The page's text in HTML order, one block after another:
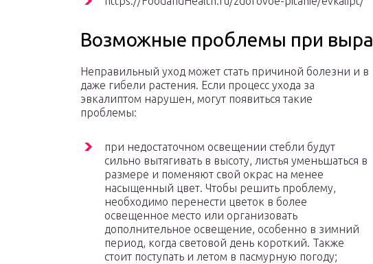
Возможные проблемы при
Неправильный уход может стать причиной болезни и в
даже гибели растения. Если процесс ухода за
эвкалиптом нарушен, могут появиться такие
проблемы:
при недостаточном освещении стебли будут
сильно вытягивать в высоту, листья уменьшаться в
размере и поменяют свой окрас на менее
насыщенный цвет. Чтобы решить проблему,
необходимо перенести цветок в более
освещенное место или организовать
дополнительное освещение, особенно в зимний
период, когда световой день короткий. Также
стоит поступать и летом в пасмурную погоду;